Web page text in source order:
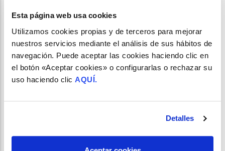
Esta página web usa cookies
Utilizamos cookies propias y de terceros para mejorar
nuestros servicios mediante el análisis de sus hábitos de
navegación. Puede aceptar las cookies haciendo clic en
el botón «Aceptar cookies» o configurarlas o rechazar su
uso haciendo clic AQUÍ.
Detalles
INFOGRAFÍA. EL FARMACÉUTICO QUE NECESITAS
AHORA (2021): ATENCIÓN FARMACÉUTICA